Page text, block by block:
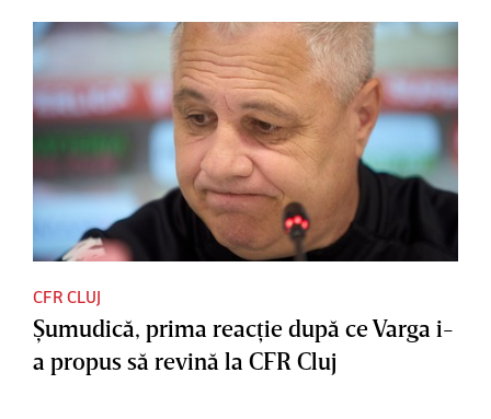
CFR CLUJ
Şumudică, prima reacţie după ce Varga i-
a propus să revină la CFR Cluj